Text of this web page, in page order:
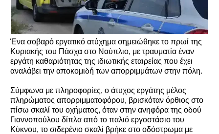
Ένα σοβαρό εργατικό ατύχημα σημειώθηκε το πρωί της
Κυριακής του Πάσχα στο Ναύπλιο, με τραυματία έναν
εργάτη καθαριότητας της ιδιωτικής εταιρείας που έχει
αναλάβει την αποκομιδή των απορριμμάτων στην πόλη.
Σύμφωνα με πληροφορίες, ο άτυχος εργάτης μέλος
πληρώματος απορριμματοφόρου, βρισκόταν όρθιος στο
πίσω σκαλί του οχήματος, όταν στην ανηφόρα της οδού
Γιαννοπούλου δίπλα από το παλιό εργοστάσιο του
Κύκνου, το σιδερένιο σκαλί βρήκε στο οδόστρωμα με